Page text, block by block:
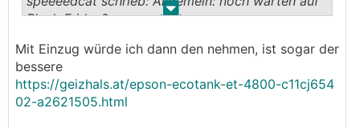
. .
Black Friday?
kannst sicher machen, aber viel wird da nicht
mehr drinnen sein.
Mit Einzug würde ich dann den nehmen, ist sogar der
bessere
https://geizhals.at/epson-ecotank-et-4800-c11cj654
02-a2621505.html